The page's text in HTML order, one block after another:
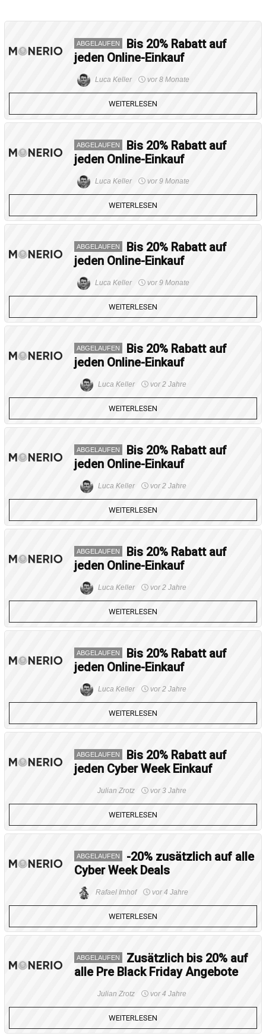
ABGELAUFEN
Bis 20% Rabatt auf
jeden Online-Einkauf
Luca Keller vor 8 Monate
WEITERLESEN
ABGELAUFEN
Bis 20% Rabatt auf
jeden Online-Einkauf
Luca Keller vor 9 Monate
WEITERLESEN
ABGELAUFEN
Bis 20% Rabatt auf
jeden Online-Einkauf
Luca Keller vor 9 Monate
WEITERLESEN
ABGELAUFEN
Bis 20% Rabatt auf
jeden Online-Einkauf
Luca Keller vor 2 Jahre
WEITERLESEN
ABGELAUFEN
Bis 20% Rabatt auf
jeden Online-Einkauf
Luca Keller vor 2 Jahre
WEITERLESEN
ABGELAUFEN
Bis 20% Rabatt auf
jeden Online-Einkauf
Luca Keller vor 2 Jahre
WEITERLESEN
ABGELAUFEN
Bis 20% Rabatt auf
jeden Online-Einkauf
Luca Keller vor 2 Jahre
WEITERLESEN
ABGELAUFEN
Bis 20% Rabatt auf
jeden Cyber Week Einkauf
Julian Zrotz vor 3 Jahre
WEITERLESEN
ABGELAUFEN
-20% zusätzlich auf alle
Cyber Week Deals
Rafael Imhof vor 4 Jahre
WEITERLESEN
ABGELAUFEN
Zusätzlich bis 20% auf
alle Pre Black Friday Angebote
Julian Zrotz vor 4 Jahre
WEITERLESEN